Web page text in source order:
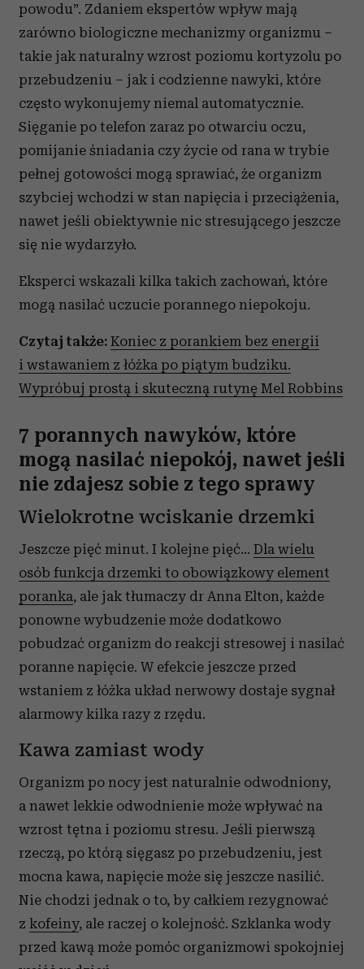
powodu”. Zdaniem ekspertów wpływ mają
zarówno biologiczne mechanizmy organizmu –
takie jak naturalny wzrost poziomu kortyzolu po
przebudzeniu – jak i codzienne nawyki, które
często wykonujemy niemal automatycznie.
Sięganie po telefon zaraz po otwarciu oczu,
pomijanie śniadania czy życie od rana w trybie
pełnej gotowości mogą sprawiać, że organizm
szybciej wchodzi w stan napięcia i przeciążenia,
nawet jeśli obiektywnie nic stresującego jeszcze
się nie wydarzyło.
Eksperci wskazali kilka takich zachowań, które
mogą nasilać uczucie porannego niepokoju.
Czytaj także: Koniec z porankiem bez energii
i wstawaniem z łóżka po piątym budziku.
Wypróbuj prostą i skuteczną rutynę Mel Robbins
7 porannych nawyków, które
mogą nasilać niepokój, nawet jeśli
nie zdajesz sobie z tego sprawy
Wielokrotne wciskanie drzemki
Jeszcze pięć minut. I kolejne pięć… Dla wielu
osób funkcja drzemki to obowiązkowy element
poranka, ale jak tłumaczy dr Anna Elton, każde
ponowne wybudzenie może dodatkowo
pobudzać organizm do reakcji stresowej i nasilać
poranne napięcie. W efekcie jeszcze przed
wstaniem z łóżka układ nerwowy dostaje sygnał
alarmowy kilka razy z rzędu.
Kawa zamiast wody
Organizm po nocy jest naturalnie odwodniony,
a nawet lekkie odwodnienie może wpływać na
wzrost tętna i poziomu stresu. Jeśli pierwszą
rzeczą, po którą sięgasz po przebudzeniu, jest
mocna kawa, napięcie może się jeszcze nasilić.
Nie chodzi jednak o to, by całkiem rezygnować
z kofeiny, ale raczej o kolejność. Szklanka wody
przed kawą może pomóc organizmowi spokojniej